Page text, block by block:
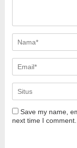
Save my name,
next time I comment.